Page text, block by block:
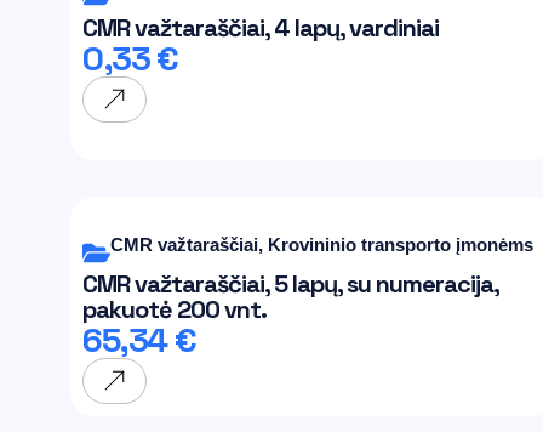
CMR važtaraščiai, 4 lapų, vardiniai
0,33€
CMR važtaraščiai, Krovininio transporto įmonėms
CMR važtaraščiai, 5 lapų, su numeracija,
pakuotė 200 vnt.
65,34€